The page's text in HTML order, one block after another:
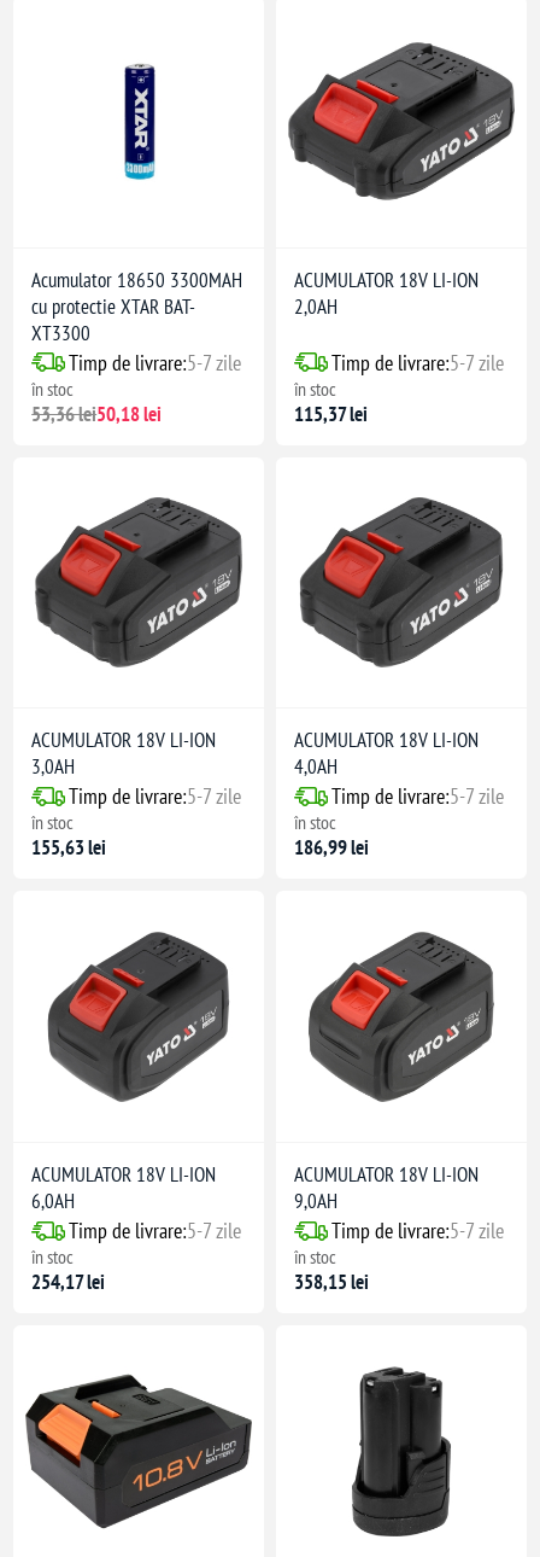
Acumulator 18650 3300MAH
cu protectie XTAR BAT-
XT3300
Timp de livrare:5-7 zile
în stoc
53,36 lei50,18 lei
ACUMULATOR 18V LI-ION
2,0AH
Timp de livrare:5-7 zile
în stoc
115,37 lei
ACUMULATOR 18V LI-ION
3,0AH
Timp de livrare:5-7 zile
în stoc
155,63 lei
ACUMULATOR 18V LI-ION
4,0AH
Timp de livrare:5-7 zile
în stoc
186,99 lei
ACUMULATOR 18V LI-ION
6,0AH
Timp de livrare:5-7 zile
în stoc
254,17 lei
ACUMULATOR 18V LI-ION
9,0AH
Timp de livrare:5-7 zile
în stoc
358,15 lei